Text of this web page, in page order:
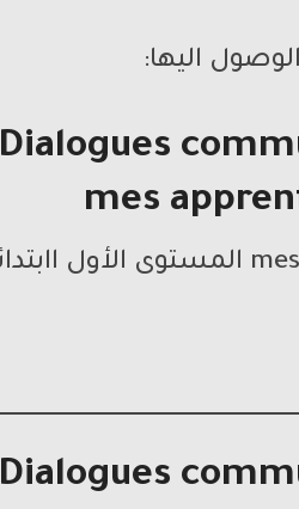
اليها:
Dialogues
mes
Dialogues